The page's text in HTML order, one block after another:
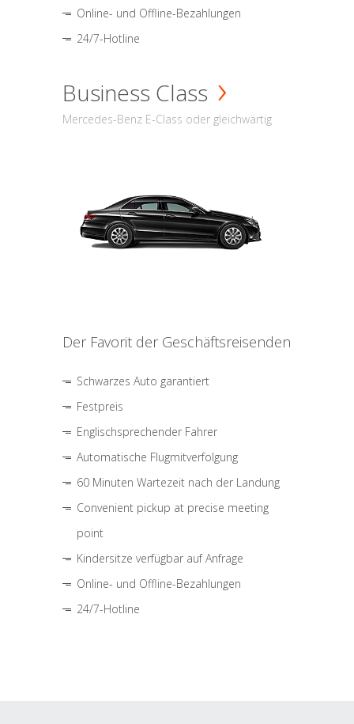
Online- und Offline-Bezahlungen
24/7-Hotline
Business Class
Mercedes-Benz E-Class oder gleichwärtig
Der Favorit der Geschäftsreisenden
Schwarzes Auto garantiert
Festpreis
Englischsprechender Fahrer
Automatische Flugmitverfolgung
60 Minuten Wartezeit nach der Landung
Convenient pickup at precise meeting
point
Kindersitze verfügbar auf Anfrage
Online- und Offline-Bezahlungen
24/7-Hotline